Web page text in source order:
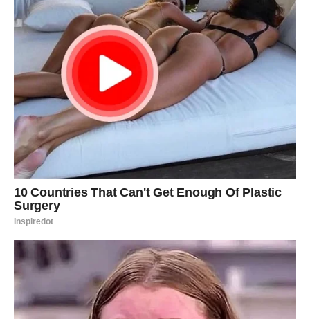
Poruka zvijezda
Ne bojte se velikih snova.
Sreća prati hrabre
Pred vama su lijepi trenuci.
JARAC
Rezultati rada konačno postaju vidljivi.
Pred vama je period tokom kojeg ćete osjetiti da se sav
trud isplatio.
Poruka zvijezda